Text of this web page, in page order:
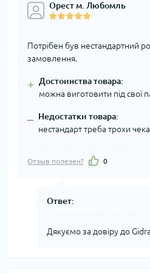
Орест м. Любомль
Потрібен був нестандартний
замовлення.
+ Достоинства товара:
можна виготовити під свої
– Недостатки товара:
нестандарт треба трохи
Отзыв полезен? 0
Ответ:
Дякуємо за довіру до